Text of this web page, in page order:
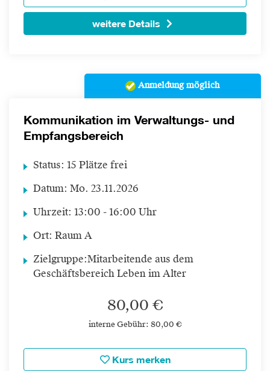
weitere Details
Anmeldung möglich
Kommunikation im Verwaltungs- und
Empfangsbereich
Status: 15 Plätze frei
Datum: Mo. 23.11.2026
Uhrzeit: 13:00 - 16:00 Uhr
Ort: Raum A
Zielgruppe:Mitarbeitende aus dem
Geschäftsbereich Leben im Alter
80,00 €
interne Gebühr: 80,00 €
Kurs merken